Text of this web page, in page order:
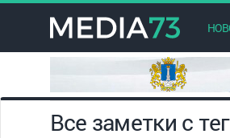
Все заметки с